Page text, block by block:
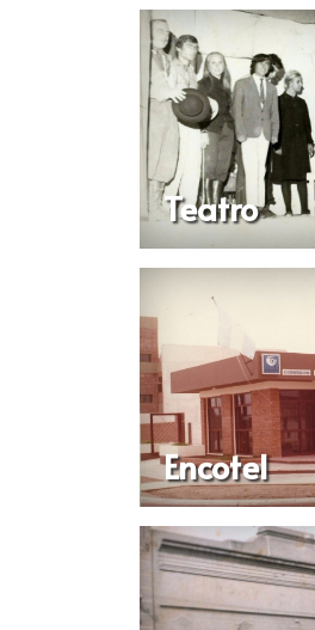
Teatro
Encotel